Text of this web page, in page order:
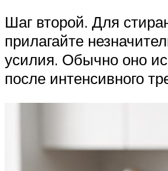
Шаг второй. Для
прилагайте
усилия. Обычно оно
после интенсивного